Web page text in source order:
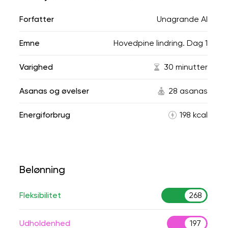
Forfatter Unagrande AI
Emne Hovedpine lindring. Dag 1
Varighed 30 minutter
Asanas og øvelser 28 asanas
Energiforbrug 198 kcal
Belønning
Fleksibilitet 268
Udholdenhed 197